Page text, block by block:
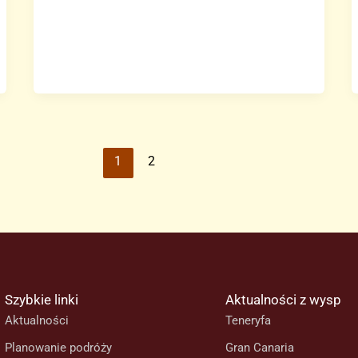
w
zidentyfikowała
1 2
Szybkie linki
Aktualności
Planowanie podróży
Aktualności z wysp
Teneryfa
Gran Canaria